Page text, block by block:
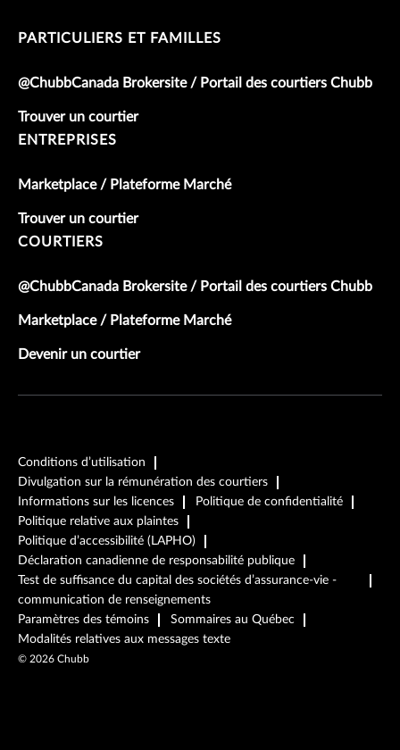
PARTICULIERS ET FAMILLES
@ChubbCanada Brokersite / Portail des courtiers Chubb
Trouver un courtier
ENTREPRISES
Marketplace / Plateforme Marché
Trouver un courtier
COURTIERS
@ChubbCanada Brokersite / Portail des courtiers Chubb
Marketplace / Plateforme Marché
Devenir un courtier
Conditions d’utilisation
Divulgation sur la rémunération des courtiers
Informations sur les licences
Politique de confidentialité
Politique relative aux plaintes
Politique d’accessibilité (LAPHO)
Déclaration canadienne de responsabilité publique
Test de suffisance du capital des sociétés d’assurance-vie -
communication de renseignements
Paramètres des témoins
Sommaires au Québec
Modalités relatives aux messages texte
© 2026 Chubb